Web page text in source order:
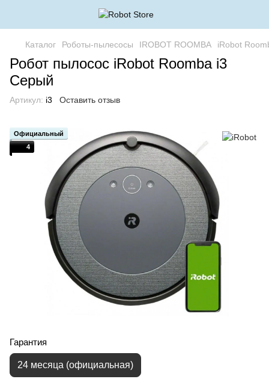
Каталог Роботы-пылесосы IROBOT ROOMBA iRobot
Робот пылосос iRobot Roomba i3
Серый
Артикул: i3 Оставить отзыв
Официальный
4
Гарантия
24 месяца (официальная)